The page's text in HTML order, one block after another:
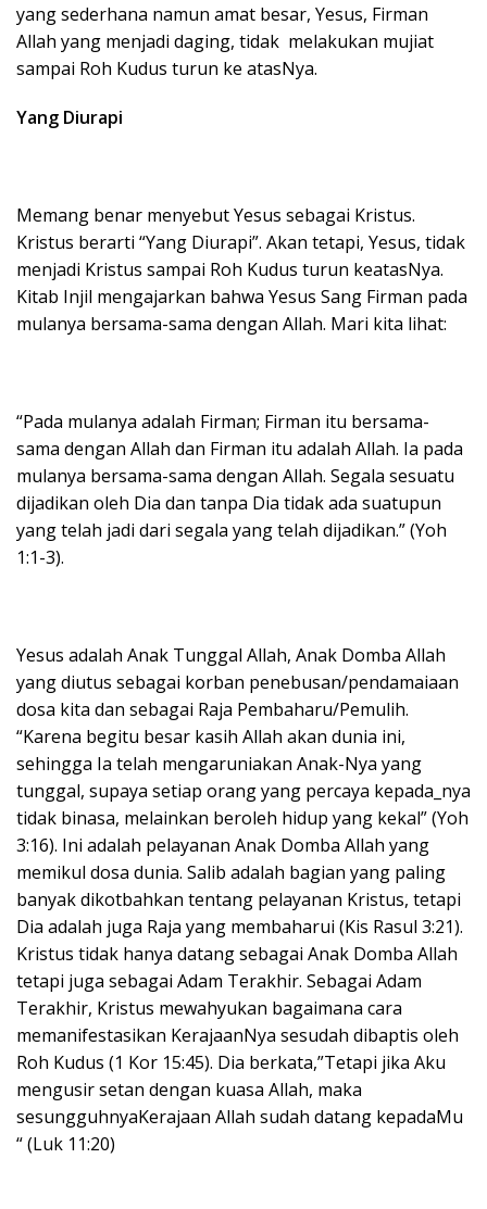
yang sederhana namun amat besar, Yesus, Firman
Allah yang menjadi daging, tidak melakukan mujiat
sampai Roh Kudus turun ke atasNya.
Yang Diurapi
Memang benar menyebut Yesus sebagai Kristus.
Kristus berarti “Yang Diurapi”. Akan tetapi, Yesus, tidak
menjadi Kristus sampai Roh Kudus turun keatasNya.
Kitab Injil mengajarkan bahwa Yesus Sang Firman pada
mulanya bersama-sama dengan Allah. Mari kita lihat:
“Pada mulanya adalah Firman; Firman itu bersama-
sama dengan Allah dan Firman itu adalah Allah. Ia pada
mulanya bersama-sama dengan Allah. Segala sesuatu
dijadikan oleh Dia dan tanpa Dia tidak ada suatupun
yang telah jadi dari segala yang telah dijadikan.” (Yoh
1:1-3).
Yesus adalah Anak Tunggal Allah, Anak Domba Allah
yang diutus sebagai korban penebusan/pendamaiaan
dosa kita dan sebagai Raja Pembaharu/Pemulih.
“Karena begitu besar kasih Allah akan dunia ini,
sehingga Ia telah mengaruniakan Anak-Nya yang
tunggal, supaya setiap orang yang percaya kepada_nya
tidak binasa, melainkan beroleh hidup yang kekal” (Yoh
3:16). Ini adalah pelayanan Anak Domba Allah yang
memikul dosa dunia. Salib adalah bagian yang paling
banyak dikotbahkan tentang pelayanan Kristus, tetapi
Dia adalah juga Raja yang membaharui (Kis Rasul 3:21).
Kristus tidak hanya datang sebagai Anak Domba Allah
tetapi juga sebagai Adam Terakhir. Sebagai Adam
Terakhir, Kristus mewahyukan bagaimana cara
memanifestasikan KerajaanNya sesudah dibaptis oleh
Roh Kudus (1 Kor 15:45). Dia berkata,”Tetapi jika Aku
mengusir setan dengan kuasa Allah, maka
sesungguhnyaKerajaan Allah sudah datang kepadaMu
“ (Luk 11:20)